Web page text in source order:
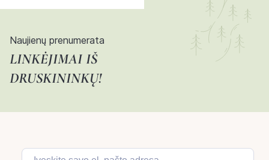
Naujienų prenumerata
LINKĖJIMAI IŠ
DRUSKININKŲ!